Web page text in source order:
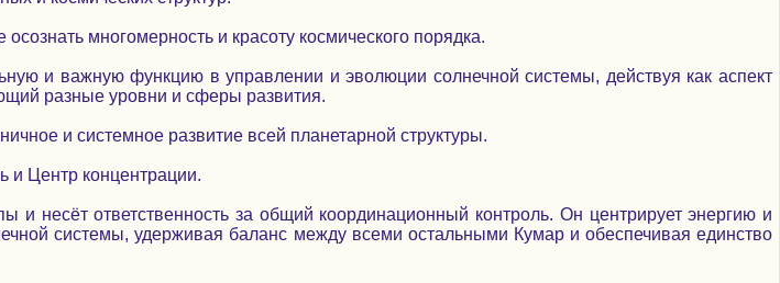
многомерность и красоту космического порядка.
и важную функцию в управлении и эволюции солнечной системы, действуя как аспект
разные уровни и сферы развития.
и системное развитие всей планетарной структуры.
и Центр концентрации.
и несёт ответственность за общий координационный контроль. Он центрирует энергию и
системы, удерживая баланс между всеми остальными Кумар и обеспечивая единство